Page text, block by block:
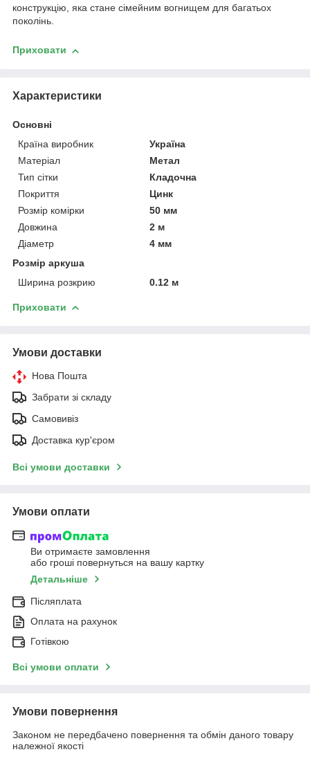
конструкцію, яка стане сімейним вогнищем для багатьох
поколінь.
Приховати
Характеристики
Основні
Країна виробник
Україна
Матеріал
Метал
Тип сітки
Кладочна
Покриття
Цинк
Розмір комірки
50 мм
Довжина
2 м
Діаметр
4 мм
Розмір аркуша
Ширина розкрию
0.12 м
Приховати
Умови доставки
Нова Пошта
Забрати зі складу
Самовивіз
Доставка кур'єром
Всі умови доставки
Умови оплати
Ви отримаєте замовлення
або гроші повернуться на вашу картку
Детальніше
Післяплата
Оплата на рахунок
Готівкою
Всі умови оплати
Умови повернення
Законом не передбачено повернення та обмін даного товару
належної якості